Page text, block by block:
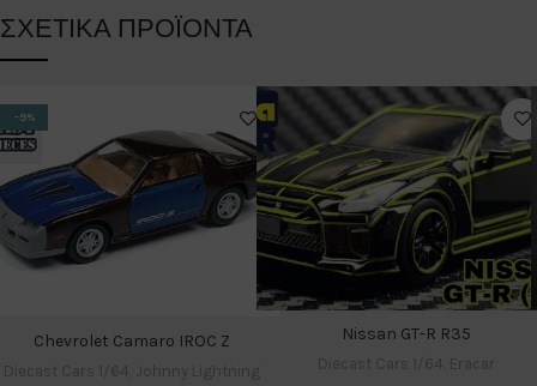
ΣΧΕΤΙΚΆ ΠΡΟΪΌΝΤΑ
-9%
Chevrolet Camaro IROC Z Nissan GT-R R35